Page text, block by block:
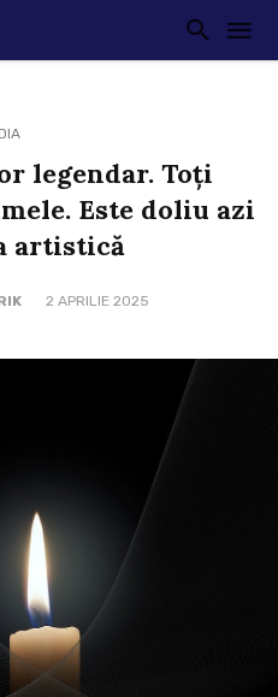
legendar. Toți
Este doliu azi
artistică
2 APRILIE 2025